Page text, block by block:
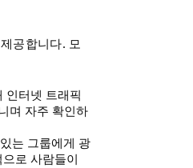
공합니다. 모
인터넷 트래픽
며 자주 확인하
는 그룹에게 광
로 사람들이